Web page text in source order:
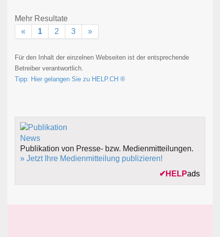
Mehr Resultate
«
1 2 3 »
Für den Inhalt der einzelnen Webseiten ist der entsprechende
Betreiber verantwortlich.
Tipp: Hier gelangen Sie zu HELP.CH ®
Publikation von Presse- bzw. Medienmitteilungen.
» Jetzt Ihre Medienmitteilung publizieren!
✔ HELPads